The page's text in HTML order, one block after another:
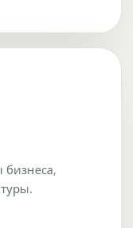
бизнеса,